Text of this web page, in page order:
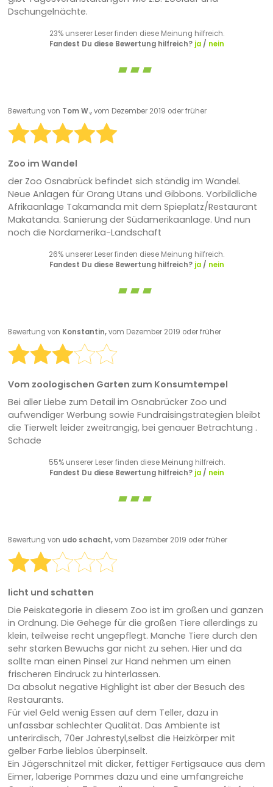
Dschungelnächte.
23% unserer Leser finden diese Meinung hilfreich.
Fandest Du diese Bewertung hilfreich? ja/ nein
Bewertung von Tom W.,vom Dezember 2019 oder früher
Zoo im Wandel
der Zoo Osnabrück befindet sich ständig im Wandel.
Neue Anlagen für Orang Utans und Gibbons. Vorbildliche
Afrikaanlage Takamanda mit dem Spieplatz/Restaurant
Makatanda. Sanierung der Südamerikaanlage. Und nun
noch die Nordamerika-Landschaft
26% unserer Leser finden diese Meinung hilfreich.
Fandest Du diese Bewertung hilfreich? ja/ nein
Bewertung von Konstantin,vom Dezember 2019 oder früher
Vom zoologischen Garten zum Konsumtempel
Bei aller Liebe zum Detail im Osnabrücker Zoo und
aufwendiger Werbung sowie Fundraisingstrategien bleibt
die Tierwelt leider zweitrangig, bei genauer Betrachtung .
Schade
55% unserer Leser finden diese Meinung hilfreich.
Fandest Du diese Bewertung hilfreich? ja/ nein
Bewertung von udo schacht,vom Dezember 2019 oder früher
licht und schatten
Die Peiskategorie in diesem Zoo ist im großen und ganzen
in Ordnung. Die Gehege für die großen Tiere allerdings zu
klein, teilweise recht ungepflegt. Manche Tiere durch den
sehr starken Bewuchs gar nicht zu sehen. Hier und da
sollte man einen Pinsel zur Hand nehmen um einen
frischeren Eindruck zu hinterlassen.
Da absolut negative Highlight ist aber der Besuch des
Restaurants.
Für viel Geld wenig Essen auf dem Teller, dazu in
unfassbar schlechter Qualität. Das Ambiente ist
unterirdisch, 70er Jahrestyl,selbst die Heizkörper mit
gelber Farbe lieblos überpinselt.
Ein Jägerschnitzel mit dicker, fettiger Fertigsauce aus dem
Eimer, laberige Pommes dazu und eine umfangreiche